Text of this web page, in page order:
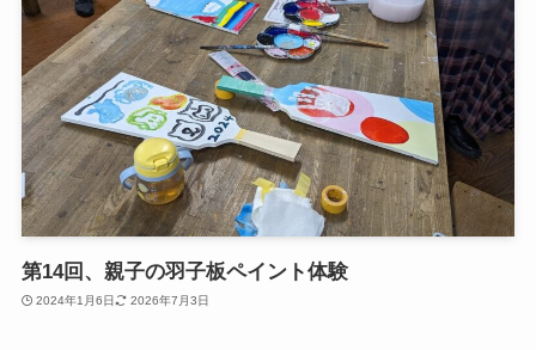
第14回、親子の羽子板ペイント体験
2024年1月6日 2026年7月3日